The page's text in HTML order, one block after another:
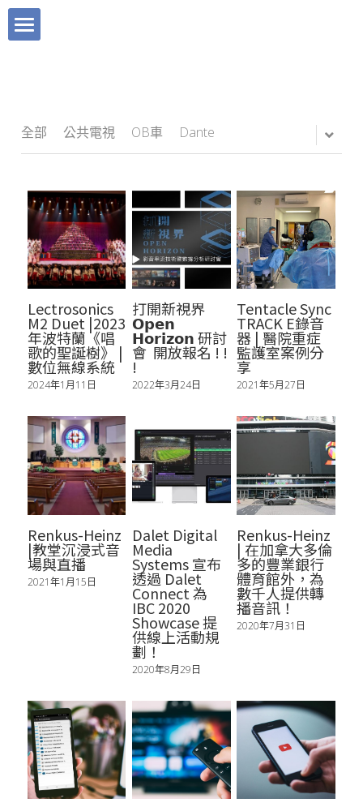
聯絡我們
Instagram
Facebook
廣播電臺
電視臺
藝文中心
多功能廳
媒體服務
資安服務
BLOG
媒體報導｜快訊
產品快訊
工程實績
活動直播
數位媒體
宜沛購物
搜索
繁體中文
繁體中文
全部 公共電視 OB車 Dante
Lectrosonics
M2 Duet |2023
年波特蘭《唱
歌的聖誕樹》 |
數位無線系統
2024年1月11日
打開新視界
𝗢𝗽𝗲𝗻
𝗛𝗼𝗿𝗶𝘇𝗼𝗻 研討
會 開放報名 ! !
!
2022年3月24日
Tentacle Sync
TRACK E錄音
器 | 醫院重症
監護室案例分
享
2021年5月27日
Renkus-Heinz
|教堂沉浸式音
場與直播
2021年1月15日
Dalet Digital
Media
Systems 宣布
透過 Dalet
Connect 為
IBC 2020
Showcase 提
供線上活動規
劃！
2020年8月29日
Renkus-Heinz
| 在加拿大多倫
多的豐業銀行
體育館外，為
數千人提供轉
播音訊！
2020年7月31日
Tentacle Sync 章魚哥時碼器
Mevo 直播攝影機
Dante AVIO 轉換器
Clear Com
媒體報導｜快訊
直播活動
數位媒體